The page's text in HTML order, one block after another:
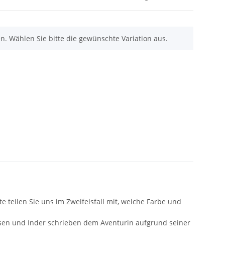
Wählen Sie bitte die gewünschte Variation aus.
teilen Sie uns im Zweifelsfall mit, welche Farbe und
und Inder schrieben dem Aventurin aufgrund seiner